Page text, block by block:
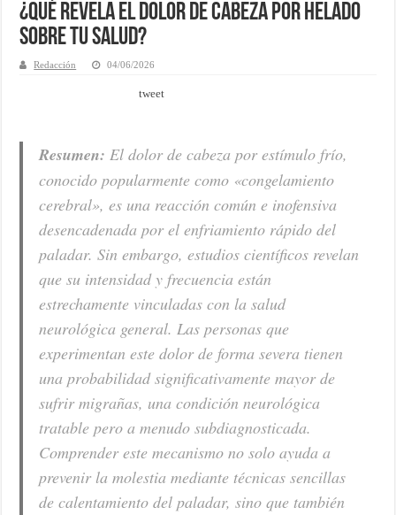
¿Qué revela el dolor de cabeza por helado
sobre tu salud?
Redacción 04/06/2026
tweet
Resumen: El dolor de cabeza por estímulo frío,
conocido popularmente como «congelamiento
cerebral», es una reacción común e inofensiva
desencadenada por el enfriamiento rápido del
paladar. Sin embargo, estudios científicos revelan
que su intensidad y frecuencia están
estrechamente vinculadas con la salud
neurológica general. Las personas que
experimentan este dolor de forma severa tienen
una probabilidad significativamente mayor de
sufrir migrañas, una condición neurológica
tratable pero a menudo subdiagnosticada.
Comprender este mecanismo no solo ayuda a
prevenir la molestia mediante técnicas sencillas
de calentamiento del paladar, sino que también